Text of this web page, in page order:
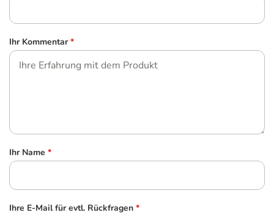
Ihr Kommentar *
Ihr Name *
Ihre E-Mail für evtl. Rückfragen *